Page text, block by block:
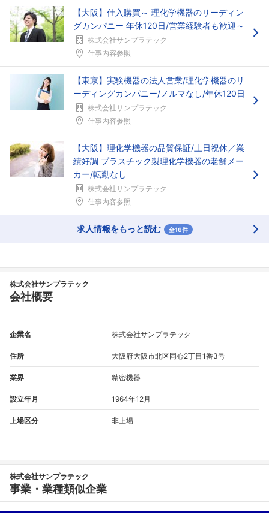
【大阪】仕入購買～ 理化学機器のリーディン
グカンパニー 年休120日/営業経験者も歓迎～
株式会社サンプラテック
仕事内容参照
【東京】実験機器の法人営業/理化学機器のリ
ーディングカンパニー/ノルマなし/年休120日
株式会社サンプラテック
仕事内容参照
【大阪】理化学機器の品質保証/土日祝休／業
績好調 プラスチック製理化学機器の老舗メー
カー/転勤なし
株式会社サンプラテック
仕事内容参照
求人情報をもっと読む 全16件
株式会社サンプラテック
会社概要
企業名 株式会社サンプラテック
住所 大阪府大阪市北区同心2丁目1番3号
業界 精密機器
設立年月 1964年12月
上場区分 非上場
株式会社サンプラテック
事業・業種類似企業